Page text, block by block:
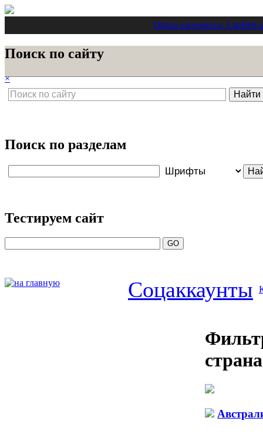
Обзор интернета- LiteВеб-
Поиск по сайту
×
Поиск по разделам
Тестируем сайт
Соцаккаунты